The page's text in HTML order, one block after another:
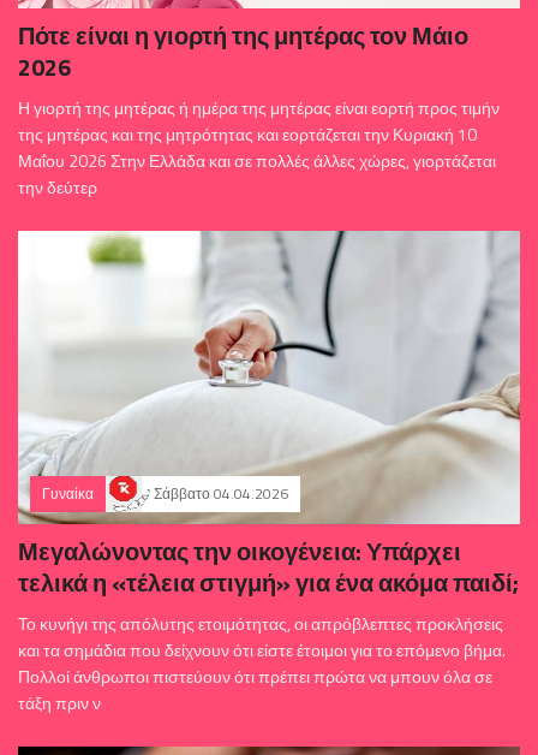
Πότε είναι η γιορτή της μητέρας τον Μάιο
2026
Η γιορτή της μητέρας ή ημέρα της μητέρας είναι εορτή προς τιμήν
της μητέρας και της μητρότητας και εορτάζεται την Κυριακή 10
Μαΐου 2026 Στην Ελλάδα και σε πολλές άλλες χώρες, γιορτάζεται
την δεύτερ
Γυναίκα Σάββατο 04.04.2026
Μεγαλώνοντας την οικογένεια: Υπάρχει
τελικά η «τέλεια στιγμή» για ένα ακόμα παιδί;
Το κυνήγι της απόλυτης ετοιμότητας, οι απρόβλεπτες προκλήσεις
και τα σημάδια που δείχνουν ότι είστε έτοιμοι για το επόμενο βήμα.
Πολλοί άνθρωποι πιστεύουν ότι πρέπει πρώτα να μπουν όλα σε
τάξη πριν ν